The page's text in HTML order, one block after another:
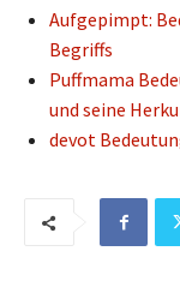
Aufgepimpt:
Begriffs
Puffmama
und seine
devot